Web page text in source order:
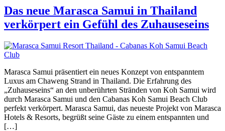
Das neue Marasca Samui in Thailand
verkörpert ein Gefühl des Zuhauseseins
Marasca Samui präsentiert ein neues Konzept von entspanntem
Luxus am Chaweng Strand in Thailand. Die Erfahrung des
„Zuhauseseins“ an den unberührten Stränden von Koh Samui wird
durch Marasca Samui und den Cabanas Koh Samui Beach Club
perfekt verkörpert. Marasca Samui, das neueste Projekt von Marasca
Hotels & Resorts, begrüßt seine Gäste zu einem entspannten und
[…]